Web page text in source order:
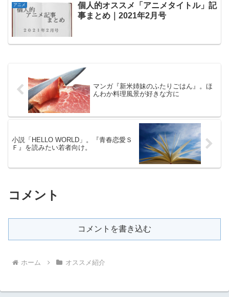
アニメ
個人的オススメ「アニメタイトル」記
事まとめ｜2021年2月号
マンガ『新米姉妹のふたりごはん』。ほ
んわか料理風景が好きな方に
小説「HELLO WORLD」。『青春恋愛Ｓ
Ｆ』を読みたい若者向け。
コメント
コメントを書き込む
ホーム オススメ紹介